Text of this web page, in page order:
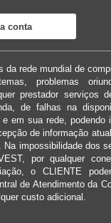
conta
da rede mundial de
problemas
prestador serviços
de falhas na
em sua rede, podendo
de informação
Na impossibilidade dos
por qualquer
o CLIENTE
de Atendimento da
custo adicional.